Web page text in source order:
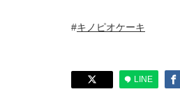
#キノピオケーキ
LINE